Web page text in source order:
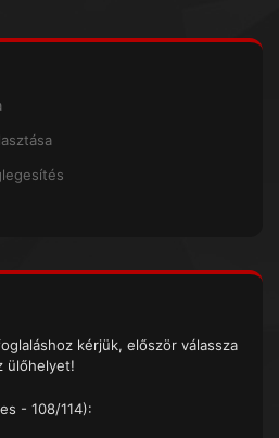
kérjük, először válassza
ülőhelyet!
- 108/114):